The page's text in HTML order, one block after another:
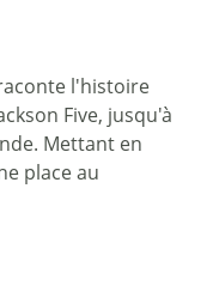
l'histoire
Five, jusqu'à
Mettant en
place au